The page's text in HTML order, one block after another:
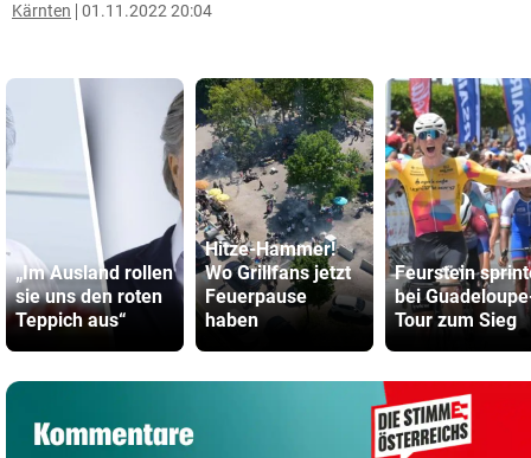
Kärnten 01.11.2022 20:04
„Im Ausland rollen
sie uns den roten
Teppich aus“
Hitze-Hammer!
Wo Grillfans jetzt
Feuerpause
haben
Feurstein
bei
Tour zum Sieg